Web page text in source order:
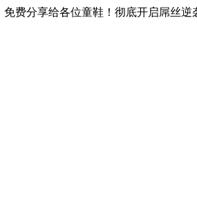
费分享给各位童鞋！彻底开启屌丝逆